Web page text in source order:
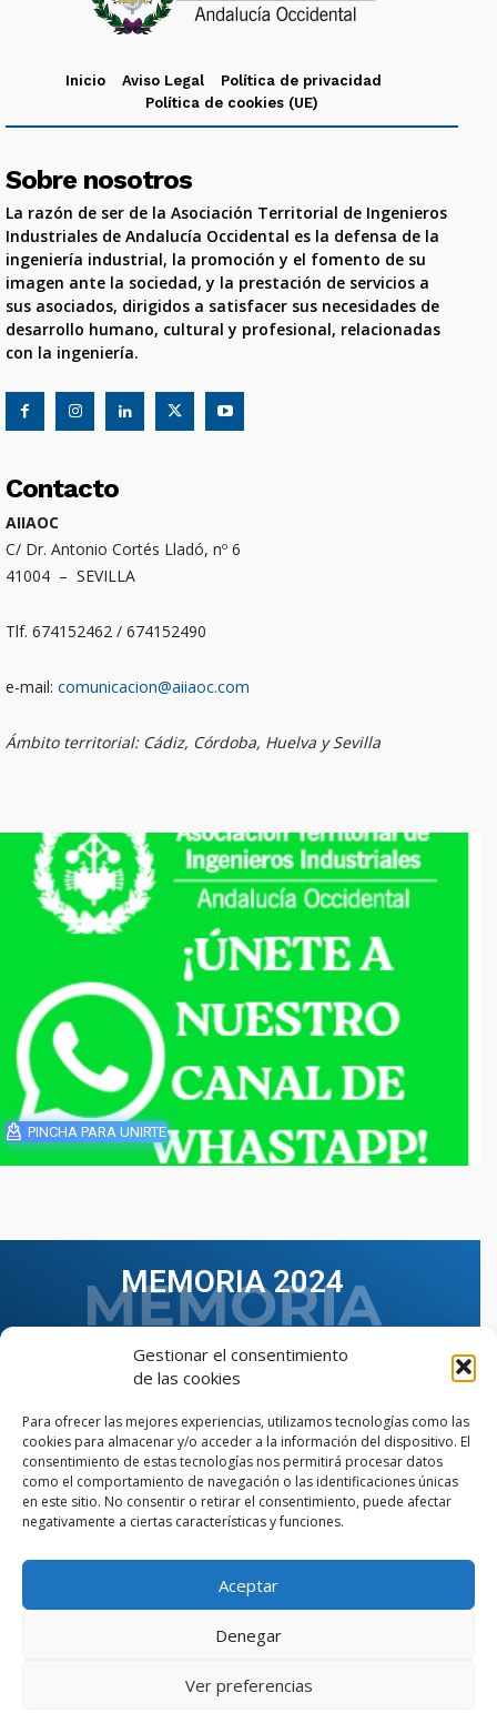
Gestionar el consentimiento
de las cookies
Para ofrecer las mejores experiencias, utilizamos tecnologías como las
cookies para almacenar y/o acceder a la información del dispositivo. El
consentimiento de estas tecnologías nos permitirá procesar datos
como el comportamiento de navegación o las identificaciones únicas
en este sitio. No consentir o retirar el consentimiento, puede afectar
negativamente a ciertas características y funciones.
Aceptar
Denegar
Ver preferencias
Inicio Aviso Legal
Política de privacidad
Política de cookies (UE)
Sobre nosotros
La razón de ser de la Asociación Territorial de Ingenieros
Industriales de Andalucía Occidental es la defensa de la
ingeniería industrial, la promoción y el fomento de su
imagen ante la sociedad, y la prestación de servicios a
sus asociados, dirigidos a satisfacer sus necesidades de
desarrollo humano, cultural y profesional, relacionadas
con la ingeniería.
Contacto
AIIAOC
C/ Dr. Antonio Cortés Lladó, nº 6
41004 – SEVILLA
Tlf. 674152462 / 674152490
e-mail: comunicacion@aiiaoc.com
Ámbito territorial: Cádiz, Córdoba, Huelva y Sevilla
PINCHA PARA UNIRTE
MEMORIA 2024
VER TODAS LAS MEMORIAS
© Copyright © 2023 AIIAOC - Asociación Territorial de
Ingenieros Industriales de Andalucía Occidental. Página